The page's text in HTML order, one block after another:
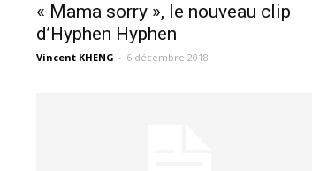
« Mama sorry », le nouveau clip
d’Hyphen Hyphen
Vincent KHENG - 6 décembre 2018